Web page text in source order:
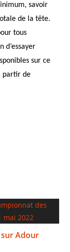
savoir
de la tête.
tous
d’essayer
sur ce
partir de
sur Adour